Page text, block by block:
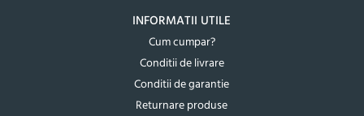
INFORMATII UTILE
Cum cumpar?
Conditii de livrare
Conditii de garantie
Returnare produse